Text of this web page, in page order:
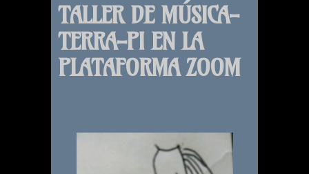
TALLER DE MÚSICA-
TERRA-PI EN LA
PLATAFORMA ZOOM